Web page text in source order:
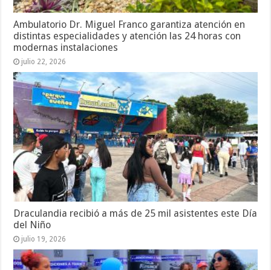
Ambulatorio Dr. Miguel Franco garantiza atención en
distintas especialidades y atención las 24 horas con
modernas instalaciones
julio 22, 2026
Draculandia recibió a más de 25 mil asistentes este Día
del Niño
julio 19, 2026